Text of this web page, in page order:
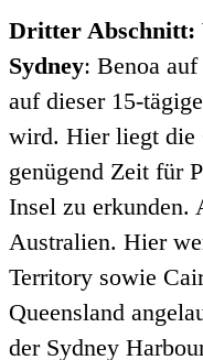
Dritter Abschnitt:
Sydney: Benoa
auf dieser 15-
wird. Hier liegt die
genügend Zeit für
Insel zu erkunden.
Australien. Hier
Territory sowie
Queensland
der Sydney